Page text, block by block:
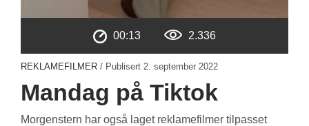
00:13 2.336
REKLAMEFILMER / Publisert 2. september 2022
Mandag på Tiktok
Morgenstern har også laget reklamefilmer tilpasset